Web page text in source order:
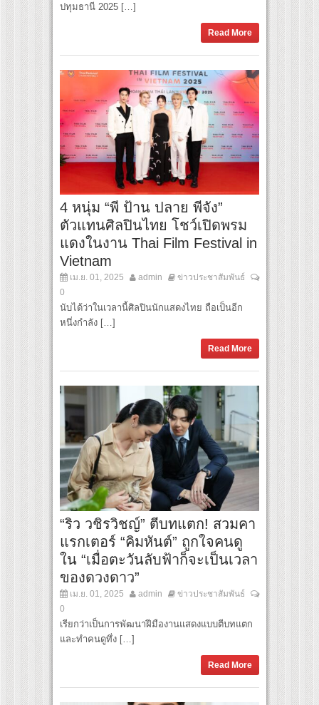
ปทุมธานี 2025 […]
Read More
4 หนุ่ม “พี ป้าน ปลาย พีจัง”
ตัวแทนศิลปินไทย โชว์เปิดพรม
แดงในงาน Thai Film Festival in
Vietnam
เม.ย. 01, 2025 admin
ข่าวประชาสัมพันธ์
0
นับได้ว่าในเวลานี้ศิลปินนักแสดงไทย ถือเป็นอีก
หนึ่งกำลัง […]
Read More
“ริว วชิรวิชญ์” ตีบทแตก! สวมคา
แรกเตอร์ “คิมหันต์” ถูกใจคนดู
ใน “เมื่อตะวันลับฟ้าก็จะเป็นเวลา
ของดวงดาว”
เม.ย. 01, 2025 admin
ข่าวประชาสัมพันธ์
0
เรียกว่าเป็นการพัฒนาฝีมืองานแสดงแบบตีบทแตก
และทำคนดูทึ่ง […]
Read More